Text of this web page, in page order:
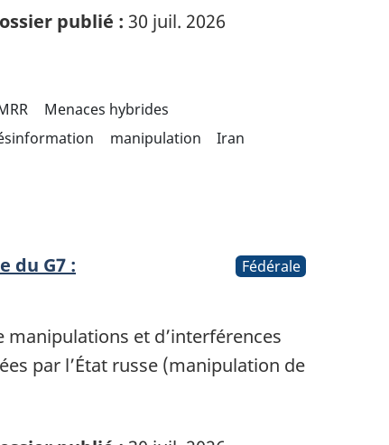
publié : 30 juil. 2026
Menaces hybrides
manipulation Iran
du G7 :
Fédérale
et d’interférences
par l’État russe (manipulation de